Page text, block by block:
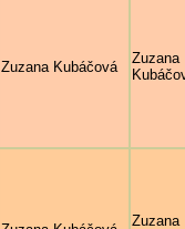
Zuzana Kubáčová
Zuzana
Zuzana